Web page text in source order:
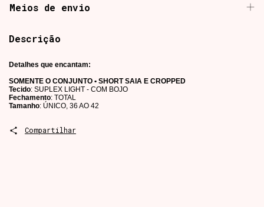
Meios de envio
Descrição
Detalhes que encantam:
SOMENTE O CONJUNTO • SHORT SAIA E CROPPED
Tecido: SUPLEX LIGHT - COM BOJO
Fechamento: TOTAL
Tamanho: ÚNICO, 36 AO 42
Compartilhar